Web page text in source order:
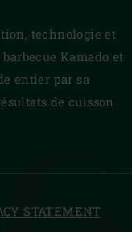
technologie et
Kamado et
entier par sa
de cuisson
STATEMENT